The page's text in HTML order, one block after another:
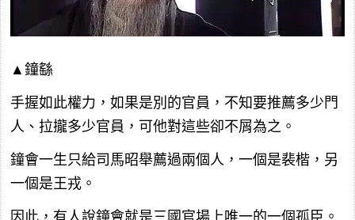
▲鐘繇
手握如此權力，如果是別的官員，不知要推薦多少門
人、拉攏多少官員，可他對這些卻不屑為之。
鐘會一生只給司馬昭舉薦過兩個人，一個是裴楷，另
一個是王戎。